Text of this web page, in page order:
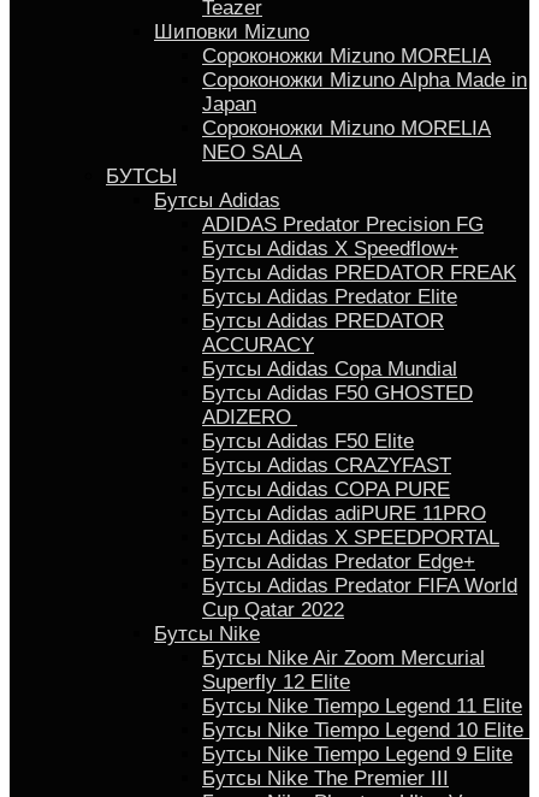
Teazer
Шиповки Mizuno
Сороконожки Mizuno MORELIA
Сороконожки Mizuno Alpha Made in
Japan
Сороконожки Mizuno MORELIA
NEO SALA
БУТСЫ
Бутсы Adidas
ADIDAS Predator Precision FG
Бутсы Аdidas X Speedflow+
Бутсы Adidas PREDATOR FREAK
Бутсы Adidas Predator Elite
Бутсы Adidas PREDATOR
ACCURACY
Бутсы Adidas Copa Mundial
Бутсы Аdidas F50 GHOSTED
ADIZERO
Бутсы Adidas F50 Elite
Бутсы Adidas CRAZYFAST
Бутсы Adidas COPA PURE
Бутсы Adidas adiPURE 11PRO
Бутсы Аdidas X SPEEDPORTAL
Бутсы Аdidas Predator Edge+
Бутсы Аdidas Predator FIFA World
Cup Qatar 2022
Бутсы Nike
Бутсы Nike Air Zoom Mercurial
Superfly 12 Elite
Бутсы Nike Tiempo Legend 11 Elite
Бутсы Nike Tiempo Legend 10 Elite
Бутсы Nike Tiempo Legend 9 Elite
Бутсы Nike The Premier III